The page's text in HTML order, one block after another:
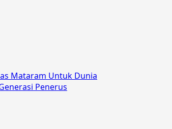
Mataram Untuk Dunia
Penerus